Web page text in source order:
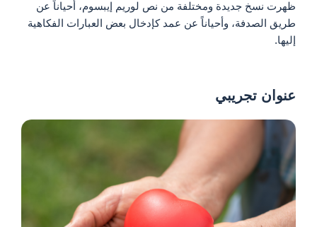
ظهرت نسخ جديدة ومختلفة من نص لوريم إيبسوم، أحياناً عن
طريق الصدفة، وأحياناً عن عمد كإدخال بعض العبارات الفكاهية
إليها.
عنوان تجريبي